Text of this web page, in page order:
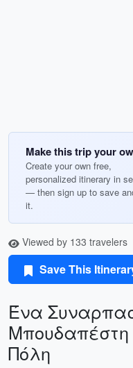
Make this trip your
Create your own free,
personalized itinerary in
— then sign up to save
it.
Viewed by 133 travelers
Save This
Ένα
Μπουδαπέστη
Πόλη